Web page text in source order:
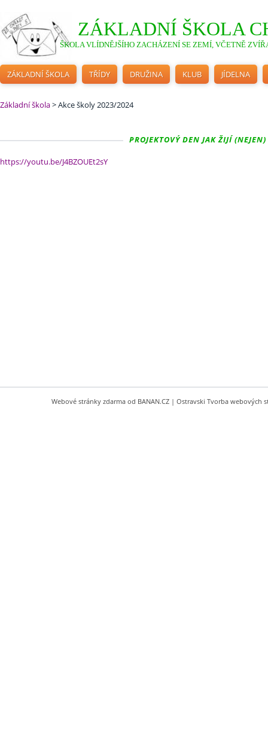
ZÁKLADNÍ ŠKOLA
ŠKOLA VLÍDNĚJŠÍHO ZACHÁZENÍ SE ZEMÍ, VČETNĚ
ZÁKLADNÍ ŠKOLA TŘÍDY DRUŽINA KLUB JÍDELNA
Základní škola>Akce školy 2023/2024
PROJEKTOVÝ DEN JAK ŽIJÍ
https://youtu.be/J4BZOUEt2sY
Webové stránky zdarma od BANAN.CZ | Ostravski Tvorba webových